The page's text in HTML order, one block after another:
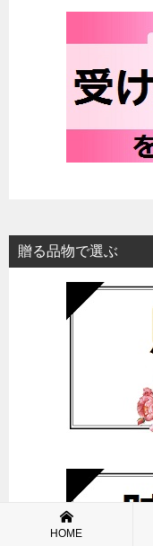
贈る品物で選ぶ
HOME